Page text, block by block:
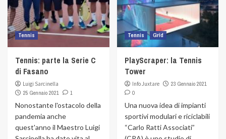
Tennis
Tennis: parte la Serie C
di Fasano
Luigi Sarcinella
25 Gennaio 2021
1
Nonostante l'ostacolo della
pandemia anche
quest'anno il Maestro Luigi
Tennis Grid
PlayScraper: la Tennis
Tower
Info Juxtare
23 Gennaio 2021
0
Una nuova idea di impianti
sportivi modulari e riciclabili
“Carlo Ratti Associati”